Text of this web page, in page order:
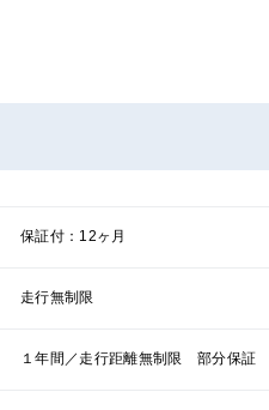
保証付：12ヶ月
走行無制限
１年間／走行距離無制限 部分保証